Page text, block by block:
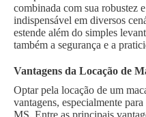
combinada com sua robustez
indispensável em diversos
estende além do simples
também a segurança e a
Vantagens da Locação de
Optar pela locação de um
vantagens, especialmente